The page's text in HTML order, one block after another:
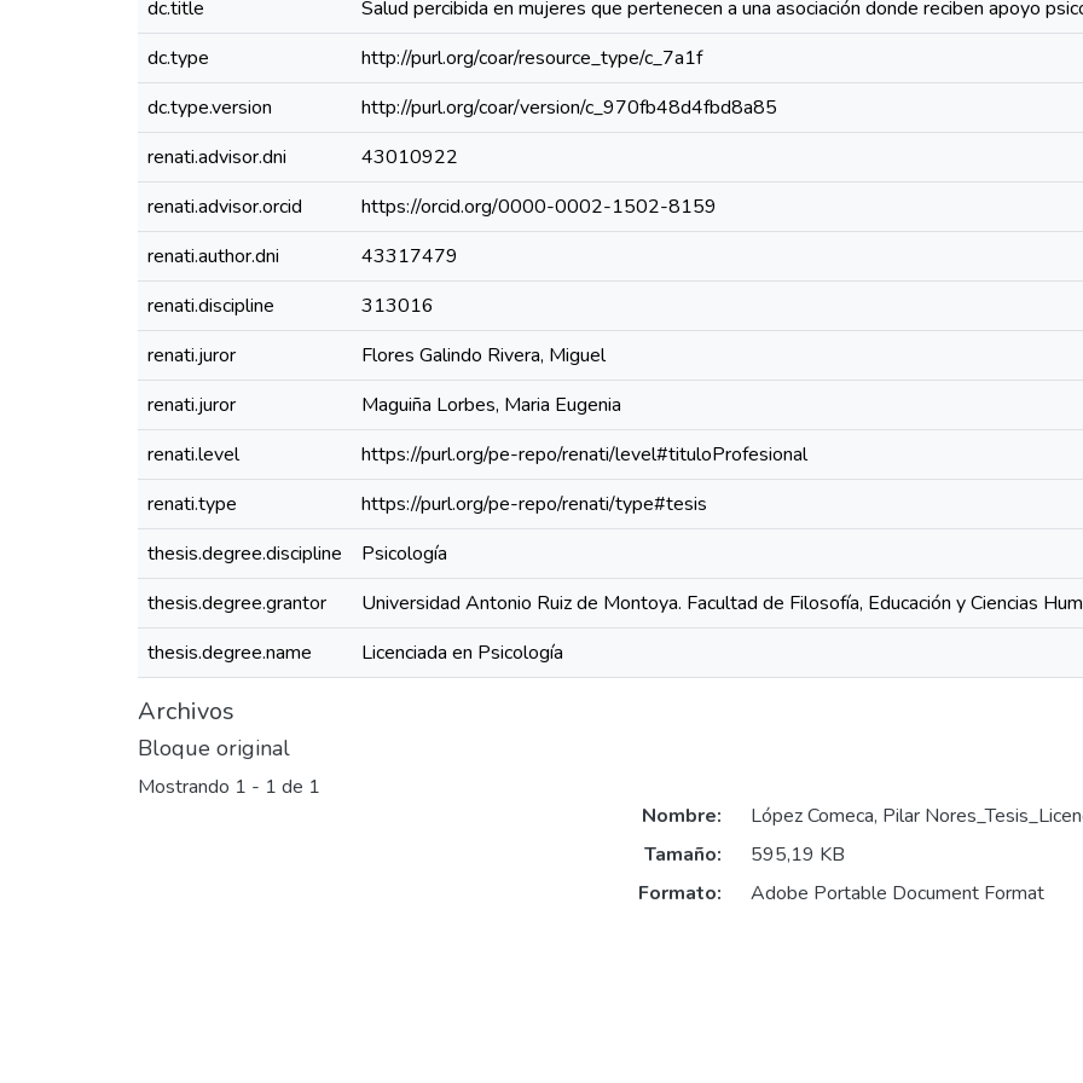
dc.title
Salud percibida en mujeres que pertenecen a una asociación donde reciben apoyo
dc.type
http://purl.org/coar/resource_type/c_7a1f
dc.type.version
http://purl.org/coar/version/c_970fb48d4fbd8a85
renati.advisor.dni
43010922
renati.advisor.orcid
https://orcid.org/0000-0002-1502-8159
renati.author.dni
43317479
renati.discipline
313016
renati.juror
Flores Galindo Rivera, Miguel
renati.juror
Maguiña Lorbes, Maria Eugenia
renati.level
https://purl.org/pe-repo/renati/level#tituloProfesional
renati.type
https://purl.org/pe-repo/renati/type#tesis
thesis.degree.discipline
Psicología
thesis.degree.grantor
Universidad Antonio Ruiz de Montoya. Facultad de Filosofía, Educación y Ciencias
thesis.degree.name
Licenciada en Psicología
Archivos
Bloque original
Mostrando 1 - 1 de 1
Nombre:
López Comeca, Pilar
Tamaño:
595,19 KB
Formato:
Adobe Portable Document Format